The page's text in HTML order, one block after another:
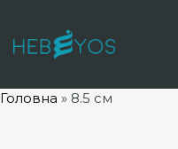
Головна » 8.5 см